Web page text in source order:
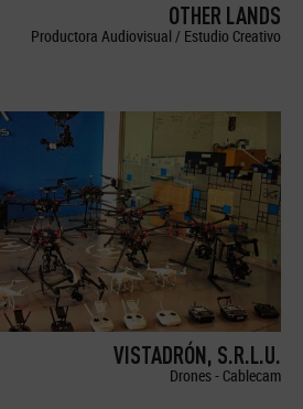
OTHER LANDS
Productora Audiovisual / Estudio Creativo
VISTADRÓN, S.R.L.U.
Drones - Cablecam